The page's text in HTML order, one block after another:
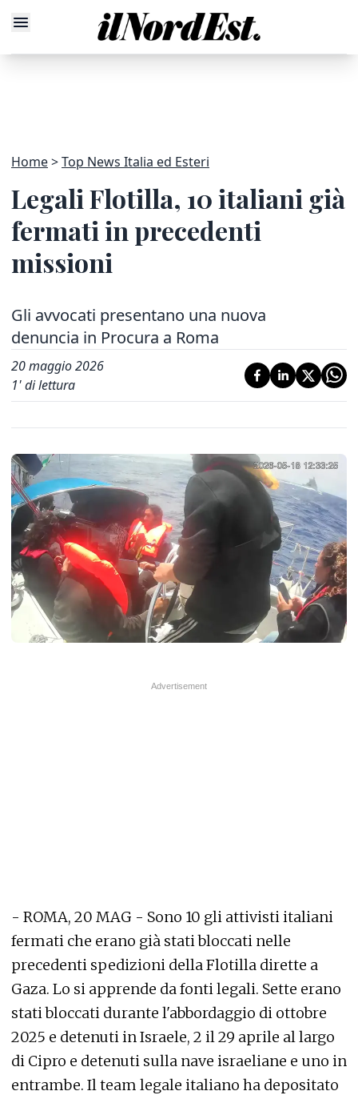
Home Top News Italia ed Esteri
Legali Flotilla, 10 italiani già
fermati in precedenti
missioni
Gli avvocati presentano una nuova
denuncia in Procura a Roma
20 maggio 2026
1' di lettura
- ROMA, 20 MAG - Sono 10 gli attivisti italiani
fermati che erano già stati bloccati nelle
precedenti spedizioni della Flotilla dirette a
Gaza. Lo si apprende da fonti legali. Sette erano
stati bloccati durante l'abbordaggio di ottobre
2025 e detenuti in Israele, 2 il 29 aprile al largo
di Cipro e detenuti sulla nave israeliane e uno in
entrambe. Il team legale italiano ha depositato